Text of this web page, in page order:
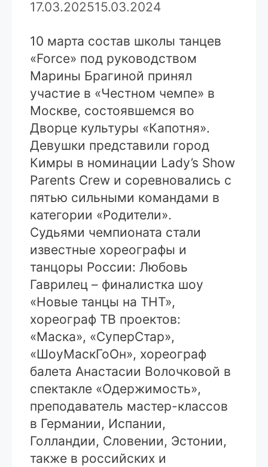
17.03.202515.03.2024
10 марта состав школы танцев
«Force» под руководством
Марины Брагиной принял
участие в «Честном чемпе» в
Москве, состоявшемся во
Дворце культуры «Капотня».
Девушки представили город
Кимры в номинации Lady’s Show
Parents Crew и соревновались с
пятью сильными командами в
категории «Родители».
Судьями чемпионата стали
известные хореографы и
танцоры России: Любовь
Гаврилец – финалистка шоу
«Новые танцы на ТНТ»,
хореограф ТВ проектов:
«Маска», «СуперСтар»,
«ШоуМаскГоОн», хореограф
балета Анастасии Волочковой в
спектакле «Одержимость»,
преподаватель мастер-классов
в Германии, Испании,
Голландии, Словении, Эстонии,
также в российских и